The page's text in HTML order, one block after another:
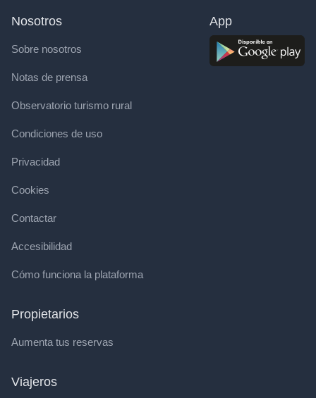
Nosotros
Sobre nosotros
Notas de prensa
Observatorio turismo rural
Condiciones de uso
Privacidad
Cookies
Contactar
Accesibilidad
Cómo funciona la plataforma
Propietarios
Aumenta tus reservas
Viajeros
App